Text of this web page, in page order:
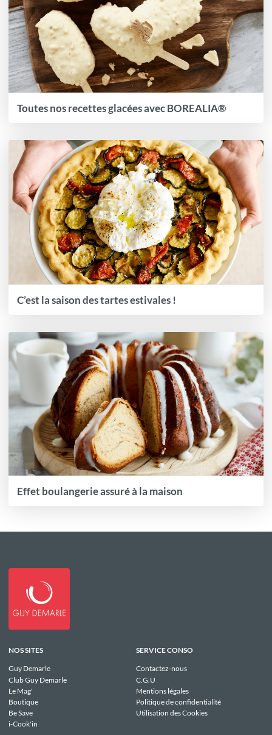
Toutes nos recettes glacées avec BOREALIA®
C’est la saison des tartes estivales !
Effet boulangerie assuré à la maison
NOS SITES
Guy Demarle
Club Guy Demarle
Le Mag'
Boutique
Be Save
i-Cook'in
SERVICE CONSO
Contactez-nous
C.G.U
Mentions légales
Politique de confidentialité
Utilisation des Cookies